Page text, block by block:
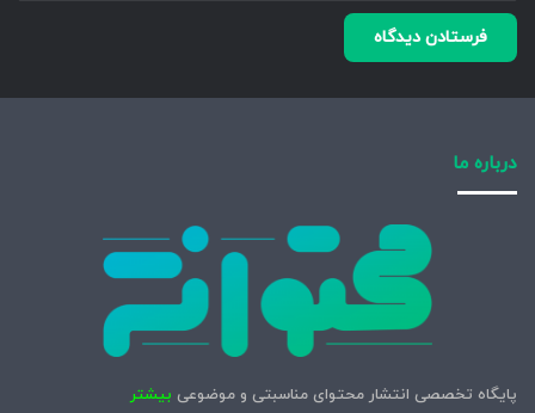
درباره ما
پایگاه تخصصی انتشار محتوای مناسبتی و موضوعی بیشتر